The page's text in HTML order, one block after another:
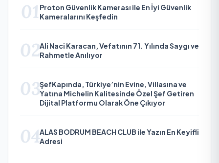
01 Proton Güvenlik Kamerası ile En İyi Güvenlik
Kameralarını Keşfedin
02Ali Naci Karacan, Vefatının 71. Yılında Saygı ve
Rahmetle Anılıyor
03ŞefKapında, Türkiye’nin Evine, Villasına ve
Yatına Michelin Kalitesinde Özel Şef Getiren
Dijital Platformu Olarak Öne Çıkıyor
04ALAS BODRUM BEACH CLUB ile Yazın En Keyifli
Adresi